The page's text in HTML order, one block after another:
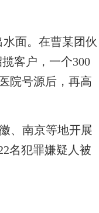
面。在曹某团伙
客户，一个300
院号源后，再高
、南京等地开展
名犯罪嫌疑人被